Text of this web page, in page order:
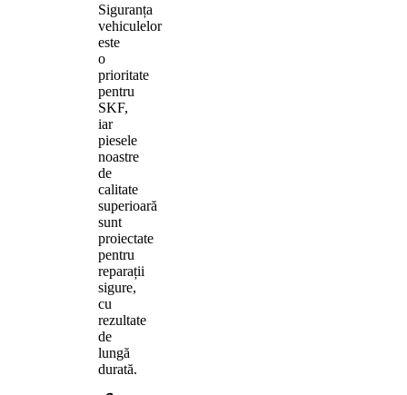
Siguranța
vehiculelor
este
o
prioritate
pentru
SKF,
iar
piesele
noastre
de
calitate
superioară
sunt
proiectate
pentru
reparații
sigure,
cu
rezultate
de
lungă
durată.